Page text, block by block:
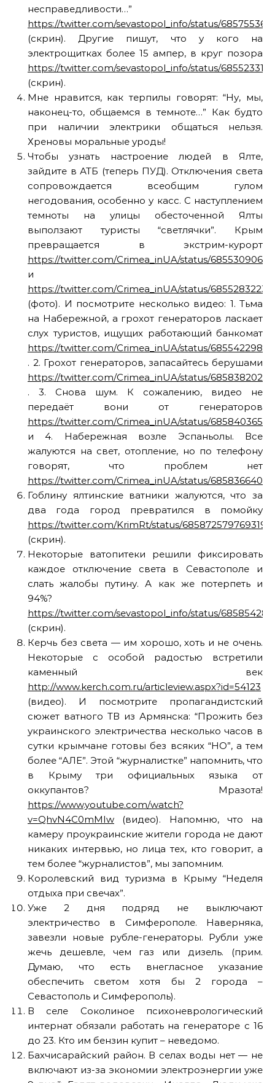
несправедливости…”
https://twitter.com/sevastopol_info/status/
(скрин). Другие пишут, что у кого на
электрощитках более 15 ампер, в круг позора
https://twitter.com/sevastopol_info/status/
(скрин).
Мне нравится, как терпилы говорят: “Ну, мы,
наконец-то, общаемся в темноте…” Как будто
при наличии электрики общаться нельзя.
Хреновы моральные уроды!
Чтобы узнать настроение людей в Ялте,
зайдите в АТБ (теперь ПУД). Отключения света
сопровождается всеобщим гулом
негодования, особенно у касс. С наступлением
темноты на улицы обесточенной Ялты
выползают туристы “светлячки”. Крым
превращается в экстрим-курорт
https://twitter.com/Crimea_inUA/status/
и
https://twitter.com/Crimea_inUA/status/
(фото). И посмотрите несколько видео: 1. Тьма
на Набережной, а грохот генераторов ласкает
слух туристов, ищущих работающий банкомат
https://twitter.com/Crimea_inUA/status/
. 2. Грохот генераторов, запасайтесь берушами
https://twitter.com/Crimea_inUA/status/
. 3. Снова шум. К сожалению, видео не
передаёт вони от генераторов
https://twitter.com/Crimea_inUA/status/
и 4. Набережная возле Эспаньолы. Все
жалуются на свет, отопление, но по телефону
говорят, что проблем нет
https://twitter.com/Crimea_inUA/status/
Гоблину ялтинские ватники жалуются, что за
два года город превратился в помойку
https://twitter.com/KrimRt/status/
(скрин).
Некоторые ватопитеки решили фиксировать
каждое отключение света в Севастополе и
слать жалобы путину. А как же потерпеть и
94%?
https://twitter.com/sevastopol_info/status/
(скрин).
Керчь без света — им хорошо, хоть и не очень.
Некоторые с особой радостью встретили
каменный век
http://www.kerch.com.ru/articleview.aspx?id=54123
(видео). И посмотрите пропагандистский
сюжет ватного ТВ из Армянска: “Прожить без
украинского электричества несколько часов в
сутки крымчане готовы без всяких “НО”, а тем
более “АЛЕ”. Этой “журналистке” напомнить, что
в Крыму три официальных языка от
оккупантов? Мразота!
https://www.youtube.com/watch?
v=QhvN4C0mMIw (видео). Напомню, что на
камеру проукраинские жители города не дают
никаких интервью, но лица тех, кто говорит, а
тем более “журналистов”, мы запомним.
Королевский вид туризма в Крыму “Неделя
отдыха при свечах”.
Уже 2 дня подряд не выключают
электричество в Симферополе. Наверняка,
завезли новые рубле-генераторы. Рубли уже
жечь дешевле, чем газ или дизель. (прим.
Думаю, что есть внегласное указание
обеспечить светом хотя бы 2 города –
Севастополь и Симферополь).
В селе Соколиное психоневрологический
интернат обязали работать на генераторе с 16
до 23. Кто им бензин купит – неведомо.
Бахчисарайский район. В селах воды нет — не
включают из-за экономии электроэнергии уже